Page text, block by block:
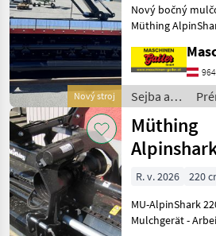
Nový stroj
Nový bočný
Müthing
vyhotovení: Tento
mulčovač je
traktory s
max. 130 PS, otáčkami 540
ot./min, s
Sejba a
starostlivosť
o plodinu
/ Müthing
Müthing
220
R. v. 2026
220
MU-AlpinShark 220
Mulchgerät - Arbeitsbreite